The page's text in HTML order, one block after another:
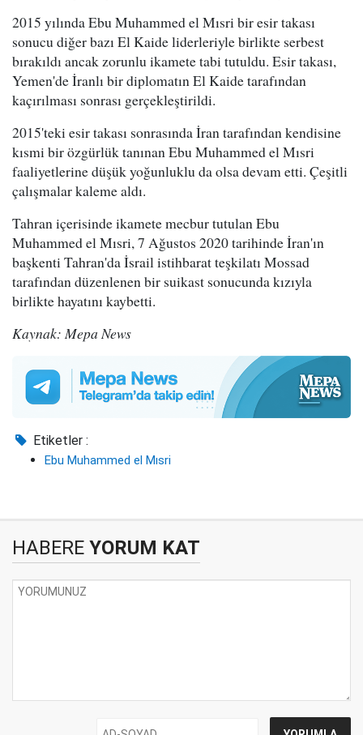
2015 yılında Ebu Muhammed el Mısri bir esir takası
sonucu diğer bazı El Kaide liderleriyle birlikte serbest
bırakıldı ancak zorunlu ikamete tabi tutuldu. Esir takası,
Yemen'de İranlı bir diplomatın El Kaide tarafından
kaçırılması sonrası gerçekleştirildi.
2015'teki esir takası sonrasında İran tarafından kendisine
kısmi bir özgürlük tanınan Ebu Muhammed el Mısri
faaliyetlerine düşük yoğunluklu da olsa devam etti. Çeşitli
çalışmalar kaleme aldı.
Tahran içerisinde ikamete mecbur tutulan Ebu
Muhammed el Mısri, 7 Ağustos 2020 tarihinde İran'ın
başkenti Tahran'da İsrail istihbarat teşkilatı Mossad
tarafından düzenlenen bir suikast sonucunda kızıyla
birlikte hayatını kaybetti.
Kaynak: Mepa News
Etiketler :
Ebu Muhammed el Mısri
HABERE YORUM KAT